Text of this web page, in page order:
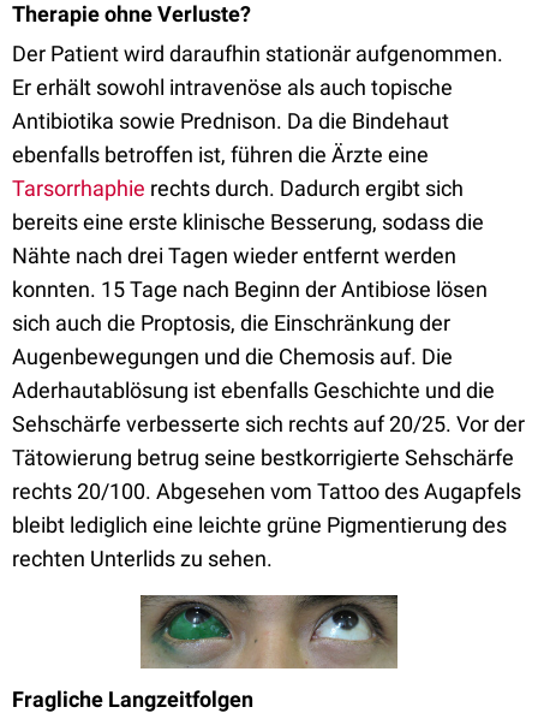
Therapie ohne Verluste?
Der Patient wird daraufhin stationär aufgenommen.
Er erhält sowohl intravenöse als auch topische
Antibiotika sowie Prednison. Da die Bindehaut
ebenfalls betroffen ist, führen die Ärzte eine
Tarsorrhaphie rechts durch. Dadurch ergibt sich
bereits eine erste klinische Besserung, sodass die
Nähte nach drei Tagen wieder entfernt werden
konnten. 15 Tage nach Beginn der Antibiose lösen
sich auch die Proptosis, die Einschränkung der
Augenbewegungen und die Chemosis auf. Die
Aderhautablösung ist ebenfalls Geschichte und die
Sehschärfe verbesserte sich rechts auf 20/25. Vor der
Tätowierung betrug seine bestkorrigierte Sehschärfe
rechts 20/100. Abgesehen vom Tattoo des Augapfels
bleibt lediglich eine leichte grüne Pigmentierung des
rechten Unterlids zu sehen.
Fragliche Langzeitfolgen